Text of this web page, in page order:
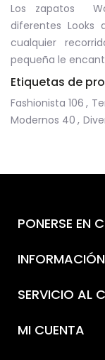
Los zapatos
diferentes Looks
cualquier
pequeña le
Etiquetas de
Fashionista 106 ,
Modernos 40 ,
PONERSE EN
INFORMACIÓN
SERVICIO AL
MI CUENTA